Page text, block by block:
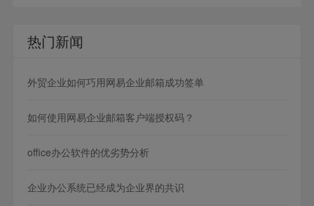
热门新闻
外贸企业如何巧用网易企业邮箱成功签单
如何使用网易企业邮箱客户端授权码？
office办公软件的优劣势分析
企业办公系统已经成为企业界的共识